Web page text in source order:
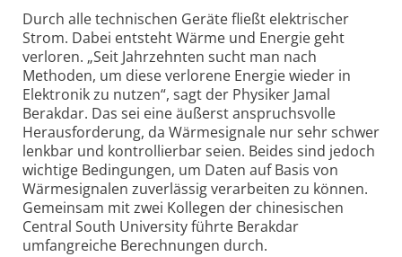
Durch alle technischen Geräte fließt elektrischer
Strom. Dabei entsteht Wärme und Energie geht
verloren. „Seit Jahrzehnten sucht man nach
Methoden, um diese verlorene Energie wieder in
Elektronik zu nutzen“, sagt der Physiker Jamal
Berakdar. Das sei eine äußerst anspruchs­volle
Heraus­forderung, da Wärmesignale nur sehr schwer
lenkbar und kontrollierbar seien. Beides sind jedoch
wichtige Bedingungen, um Daten auf Basis von
Wärmesignalen zuverlässig verarbeiten zu können.
Gemeinsam mit zwei Kollegen der chinesischen
Central South University führte Berakdar
umfangreiche Berechnungen durch.